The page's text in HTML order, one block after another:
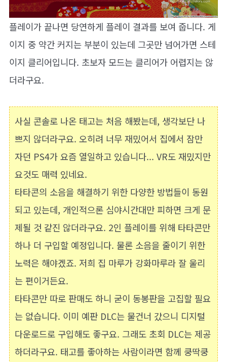
플레이가 끝나면 당연하게 플레이 결과를 보여 줍니다. 게
이지 중 약간 커지는 부분이 있는데 그곳만 넘어가면 스테
이지 클리어입니다. 초보자 모드는 클리어가 어렵지는 않
더라구요.
사실 콘솔로 나온 태고는 처음 해봤는데, 생각보단 나
쁘지 않더라구요. 오히려 너무 재밌어서 집에서 잠만
자던 PS4가 요즘 열일하고 있습니다... VR도 재밌지만
요것도 매력 있네요.
타타콘의 소음을 해결하기 위한 다양한 방법들이 동원
되고 있는데, 개인적으론 심야시간대만 피하면 크게 문
제될 것 같진 않더라구요. 2인 플레이를 위해 타타콘만
하나 더 구입할 예정입니다. 물론 소음을 줄이기 위한
노력은 해야겠죠. 저희 집 마루가 강화마루라 잘 울리
는 편이거든요.
타타콘만 따로 판매도 하니 굳이 동봉판을 고집할 필요
는 없습니다. 이미 예판 DLC는 물건너 갔으니 디지털
다운로드로 구입해도 좋구요. 그래도 초회 DLC는 제공
하더라구요. 태고를 좋아하는 사람이라면 함께 쿵딱쿵